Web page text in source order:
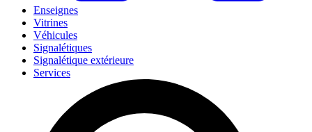
Enseignes
Vitrines
Véhicules
Signalétiques
Signalétique extérieure
Services